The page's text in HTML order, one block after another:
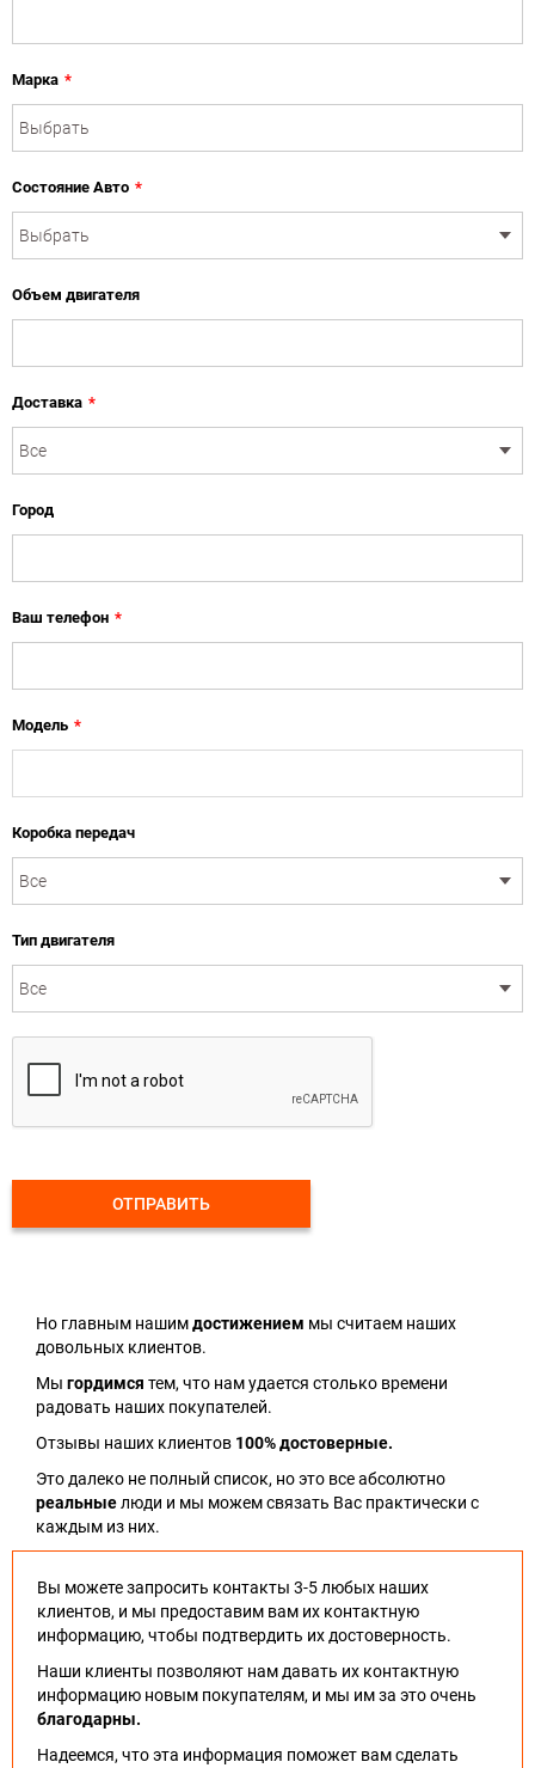
Марка *
Состояние Авто *
Объем двигателя
Доставка *
Город
Ваш телефон *
Модель *
Коробка передач
Тип двигателя
ОТПРАВИТЬ
Но главным нашимдостижением мы считаем наших
довольных клиентов.
Мы гордимся тем, что нам удается столько времени
радовать наших покупателей.
Отзывы наших клиентов 100% достоверные.
Это далеко не полный список, но это все абсолютно
реальныелюди и мы можем связать Вас практически с
каждым из них.
Вы можете запросить контакты 3-5 любых наших
клиентов, и мы предоставим вам их контактную
информацию, чтобы подтвердить их достоверность.
Наши клиенты позволяют нам давать их контактную
информацию новым покупателям, и мы им за это очень
благодарны.
Надеемся, что эта информация поможет вам сделать